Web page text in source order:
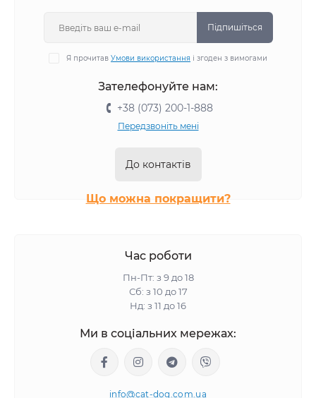
Підпишіться
Я прочитав Умови використання і згоден з вимогами
Зателефонуйте нам:
+38 (073) 200-1-888
Передзвоніть мені
До контактів
Що можна покращити?
Час роботи
Пн-Пт: з 9 до 18
Сб: з 10 до 17
Нд: з 11 до 16
Ми в соціальних мережах:
info@cat-dog.com.ua